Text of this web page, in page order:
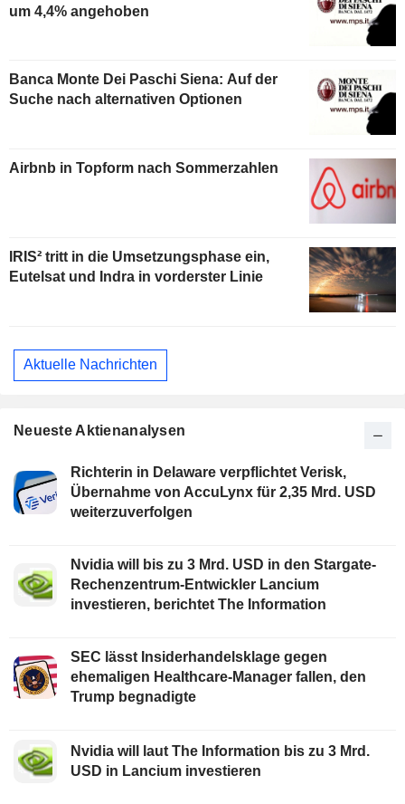
um 4,4% angehoben
Banca Monte Dei Paschi Siena: Auf der
Suche nach alternativen Optionen
Airbnb in Topform nach Sommerzahlen
IRIS² tritt in die Umsetzungsphase ein,
Eutelsat und Indra in vorderster Linie
Aktuelle Nachrichten
Neueste Aktienanalysen
Richterin in Delaware verpflichtet Verisk,
Übernahme von AccuLynx für 2,35 Mrd. USD
weiterzuverfolgen
Nvidia will bis zu 3 Mrd. USD in den Stargate-
Rechenzentrum-Entwickler Lancium
investieren, berichtet The Information
SEC lässt Insiderhandelsklage gegen
ehemaligen Healthcare-Manager fallen, den
Trump begnadigte
Nvidia will laut The Information bis zu 3 Mrd.
USD in Lancium investieren